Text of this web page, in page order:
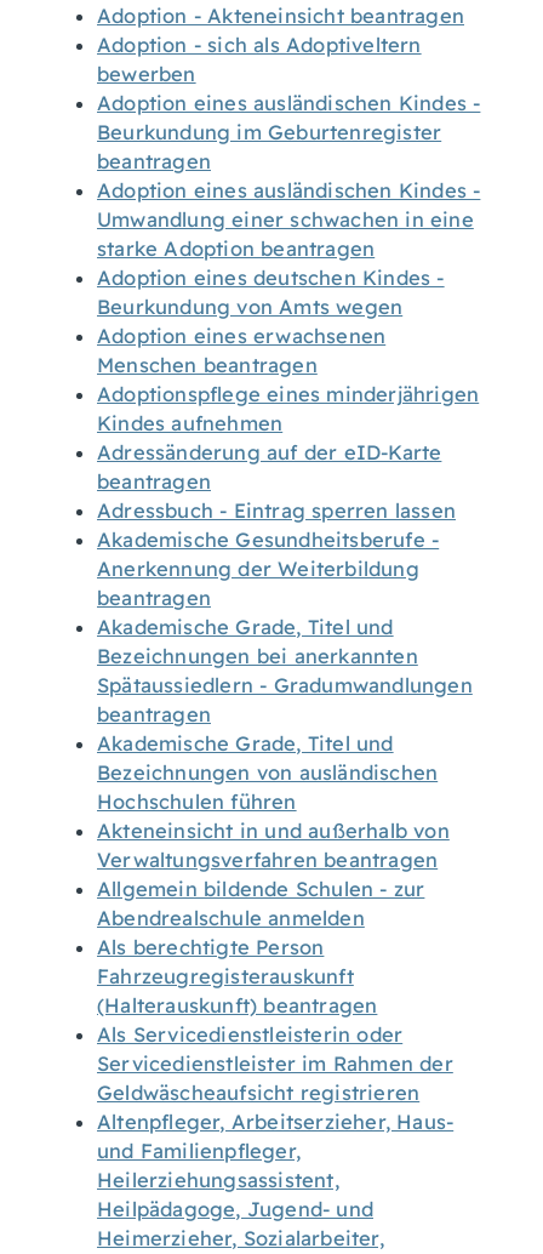
Adoption - Akteneinsicht beantragen
Adoption - sich als Adoptiveltern
bewerben
Adoption eines ausländischen Kindes -
Beurkundung im Geburtenregister
beantragen
Adoption eines ausländischen Kindes -
Umwandlung einer schwachen in eine
starke Adoption beantragen
Adoption eines deutschen Kindes -
Beurkundung von Amts wegen
Adoption eines erwachsenen
Menschen beantragen
Adoptionspflege eines minderjährigen
Kindes aufnehmen
Adressänderung auf der eID-Karte
beantragen
Adressbuch - Eintrag sperren lassen
Akademische Gesundheitsberufe -
Anerkennung der Weiterbildung
beantragen
Akademische Grade, Titel und
Bezeichnungen bei anerkannten
Spätaussiedlern - Gradumwandlungen
beantragen
Akademische Grade, Titel und
Bezeichnungen von ausländischen
Hochschulen führen
Akteneinsicht in und außerhalb von
Verwaltungsverfahren beantragen
Allgemein bildende Schulen - zur
Abendrealschule anmelden
Als berechtigte Person
Fahrzeugregisterauskunft
(Halterauskunft) beantragen
Als Servicedienstleisterin oder
Servicedienstleister im Rahmen der
Geldwäscheaufsicht registrieren
Altenpfleger, Arbeitserzieher, Haus-
und Familienpfleger,
Heilerziehungsassistent,
Heilpädagoge, Jugend- und
Heimerzieher, Sozialarbeiter,